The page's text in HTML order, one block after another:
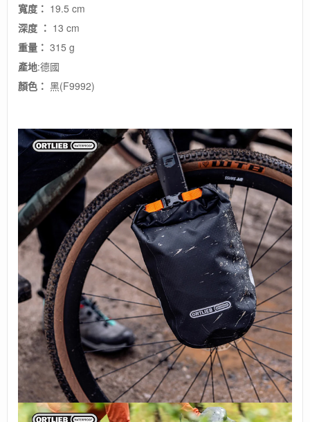
寬度 ： 19.5 cm
深度 ： 13 cm
重量 ： 315 g
產地:德國
顏色： 黑(F9992)